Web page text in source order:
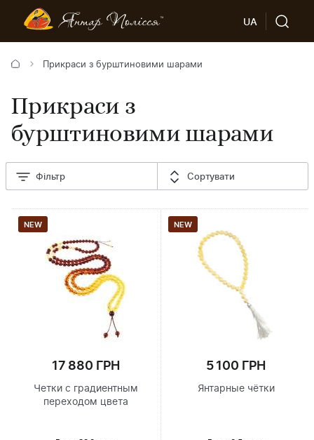
UA
Прикраси з бурштиновими шарами
Прикраси з
бурштиновими шарами
Фільтр Сортувати
NEW
17 880 ГРН
Четки с градиентным
переходом цвета
NEW
5 100 ГРН
Янтарные чётки